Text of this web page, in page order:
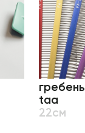
гребень
taa
22см